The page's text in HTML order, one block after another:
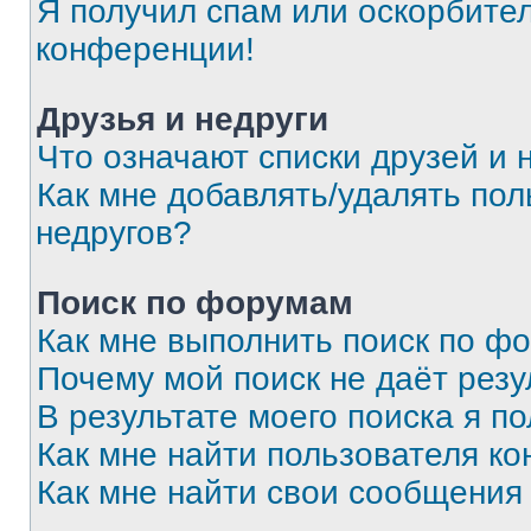
Я получил спам или
конференции!
Друзья и недруги
Что означают списки друзей и
Как мне добавлять/удалять
недругов?
Поиск по форумам
Как мне выполнить поиск по
Почему мой поиск не даёт
В результате моего поиска я
Как мне найти пользователя
Как мне найти свои